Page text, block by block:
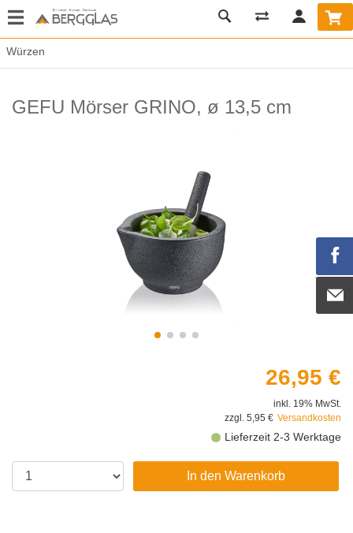
Würzen
GEFU Mörser GRINO, ø 13,5 cm
26,95 €
inkl. 19% MwSt.
zzgl. 5,95 € Versandkosten
Lieferzeit 2-3 Werktage
In den Warenkorb